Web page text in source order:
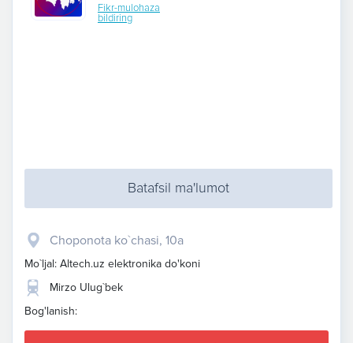
Fikr-mulohaza
bildiring
Batafsil ma'lumot
​Choponota ko`chasi, 10a
Mo`ljal: Altech.uz elektronika do'koni
Mirzo Ulug`bek
Bog'lanish: